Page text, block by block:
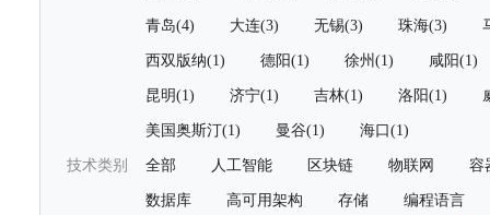
青岛(4) 大连(3) 无锡(3) 珠海(3)
西双版纳(1) 德阳(1) 徐州(1) 咸阳(1)
昆明(1) 济宁(1) 吉林(1) 洛阳(1)
美国奥斯汀(1) 曼谷(1) 海口(1)
技术类别 全部 人工智能 区块链 物联网 容
数据库 高可用架构 存储 编程语言